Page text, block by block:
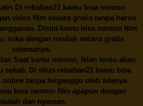
Di rebahan21 kamu bisa nonton
video film secara gratis tanpa harus
Disini kamu bisa nonton film
suka dengan mudah secara gratis
selamanya.
Saat kamu nonton, iklan tentu akan
sekali. Di situs rebahan21 kamu bisa
tanpa terganggu oleh adanya
bisa nonton film apapun dengan
dan nyaman.